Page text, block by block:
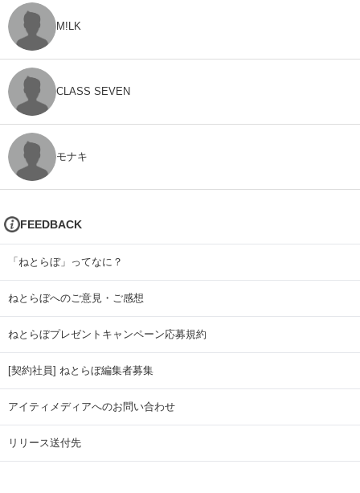
M!LK
CLASS SEVEN
モナキ
FEEDBACK
「ねとらぼ」ってなに？
ねとらぼへのご意見・ご感想
ねとらぼプレゼントキャンペーン応募規約
[契約社員] ねとらぼ編集者募集
アイティメディアへのお問い合わせ
リリース送付先